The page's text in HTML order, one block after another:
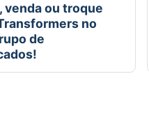
venda ou troque
no
de